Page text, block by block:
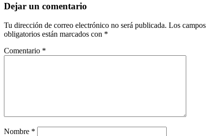
Dejar un comentario
Tu dirección de correo electrónico no será publicada. Los campos
obligatorios están marcados con *
Comentario *
Nombre *